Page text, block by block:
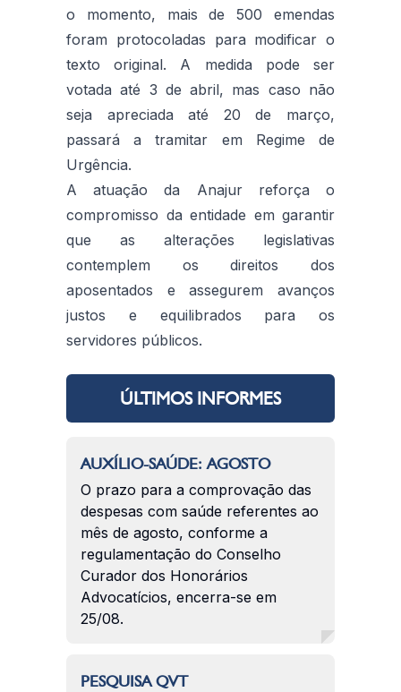
o momento, mais de 500 emendas
foram protocoladas para modificar o
texto original. A medida pode ser
votada até 3 de abril, mas caso não
seja apreciada até 20 de março,
passará a tramitar em Regime de
Urgência.
A atuação da Anajur reforça o
compromisso da entidade em garantir
que as alterações legislativas
contemplem os direitos dos
aposentados e assegurem avanços
justos e equilibrados para os
servidores públicos.
ÚLTIMOS INFORMES
AUXÍLIO-SAÚDE: AGOSTO
O prazo para a comprovação das
despesas com saúde referentes ao
mês de agosto, conforme a
regulamentação do Conselho
Curador dos Honorários
Advocatícios, encerra-se em
25/08.
PESQUISA QVT